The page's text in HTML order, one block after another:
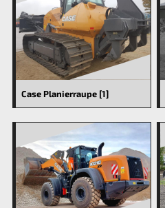
Case Planierraupe [1]